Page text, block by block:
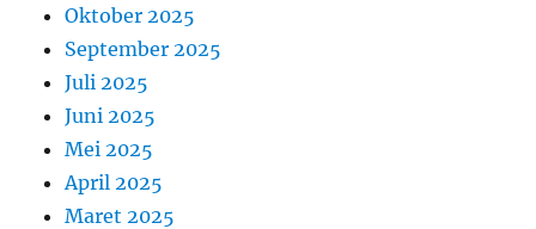
Oktober 2025
September 2025
Juli 2025
Juni 2025
Mei 2025
April 2025
Maret 2025